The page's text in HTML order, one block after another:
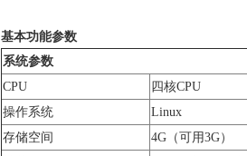
基本功能参数
系统参数
CPU
四核CPU
操作系统
Linux
存储空间
4G（可用3G）